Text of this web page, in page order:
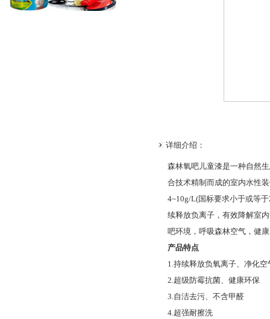
详细介绍：
森林氧吧儿童漆是一种自然
合技术精制而成的室内水性
4~10g/L(国标要求小于或等
续释放负离子，有效降解室
吧环境，呼吸森林空气，健
产品特点
1.持续释放负氧离子、净化空
2.超级防霉抗菌、健康环保
3.自洁去污、不含甲醛
4.超强耐擦洗